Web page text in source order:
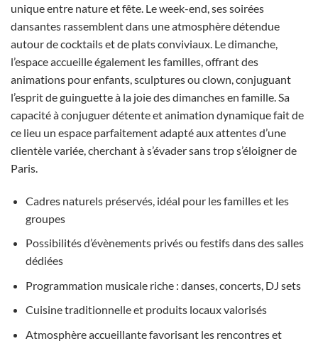
unique entre nature et fête. Le week-end, ses soirées
dansantes rassemblent dans une atmosphère détendue
autour de cocktails et de plats conviviaux. Le dimanche,
l’espace accueille également les familles, offrant des
animations pour enfants, sculptures ou clown, conjuguant
l’esprit de guinguette à la joie des dimanches en famille. Sa
capacité à conjuguer détente et animation dynamique fait de
ce lieu un espace parfaitement adapté aux attentes d’une
clientèle variée, cherchant à s’évader sans trop s’éloigner de
Paris.
Cadres naturels préservés, idéal pour les familles et les
groupes
Possibilités d’évènements privés ou festifs dans des salles
dédiées
Programmation musicale riche : danses, concerts, DJ sets
Cuisine traditionnelle et produits locaux valorisés
Atmosphère accueillante favorisant les rencontres et